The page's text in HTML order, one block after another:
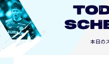
本日の